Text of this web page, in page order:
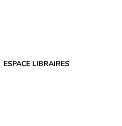
ESPACE LIBRAIRES